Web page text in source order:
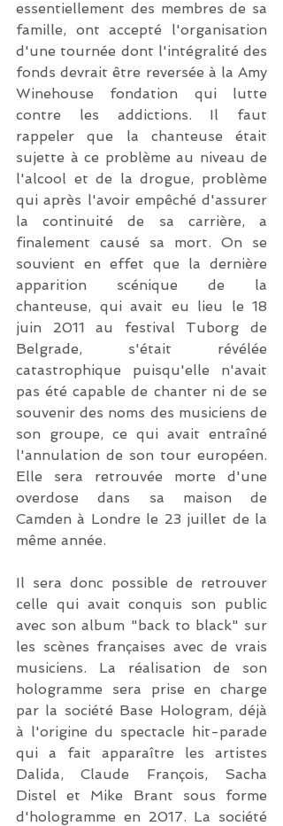
essentiellement des membres de sa
famille, ont accepté l'organisation
d'une tournée dont l'intégralité des
fonds devrait être reversée à la Amy
Winehouse fondation qui lutte
contre les addictions. Il faut
rappeler que la chanteuse était
sujette à ce problème au niveau de
l'alcool et de la drogue, problème
qui après l'avoir empêché d'assurer
la continuité de sa carrière, a
finalement causé sa mort. On se
souvient en effet que la dernière
apparition scénique de la
chanteuse, qui avait eu lieu le 18
juin 2011 au festival Tuborg de
Belgrade, s'était révélée
catastrophique puisqu'elle n'avait
pas été capable de chanter ni de se
souvenir des noms des musiciens de
son groupe, ce qui avait entraîné
l'annulation de son tour européen.
Elle sera retrouvée morte d'une
overdose dans sa maison de
Camden à Londre le 23 juillet de la
même année.
Il sera donc possible de retrouver
celle qui avait conquis son public
avec son album "back to black" sur
les scènes françaises avec de vrais
musiciens. La réalisation de son
hologramme sera prise en charge
par la société Base Hologram, déjà
à l'origine du spectacle hit-parade
qui a fait apparaître les artistes
Dalida, Claude François, Sacha
Distel et Mike Brant sous forme
d'hologramme en 2017. La société